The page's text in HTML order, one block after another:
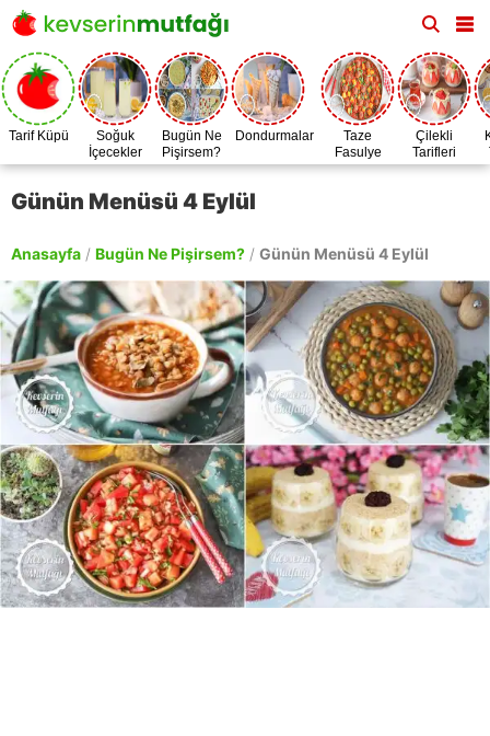
Tarif Küpü
Soğuk
İçecekler
Bugün Ne
Pişirsem?
Dondurmalar
Taze
Fasulye
Zamanı
Çilekli
Tarifleri
Günün Menüsü 4 Eylül
Anasayfa / Bugün Ne Pişirsem? / Günün Menüsü 4 Eylül